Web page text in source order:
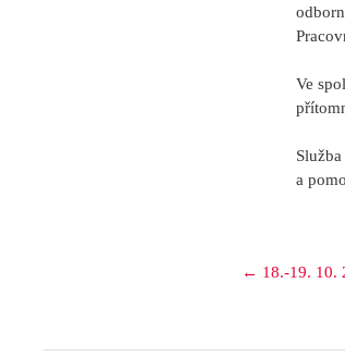
Ve
a
Posts
← 18.-19. 10.